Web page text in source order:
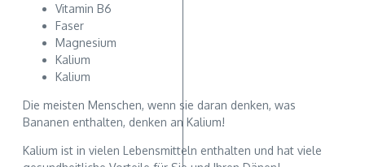
Vitamin B6
Faser
Magnesium
Kalium
Kalium
Die meisten Menschen, wenn sie daran denken, was
Bananen enthalten, denken an Kalium!
Kalium ist in vielen Lebensmitteln enthalten und hat viele